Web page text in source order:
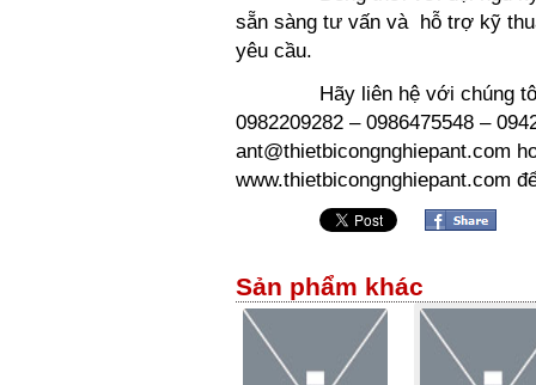
sẵn sàng tư vấn và hỗ trợ kỹ
yêu cầu.
Hãy liên hệ với chúng tôi
0982209282 – 0986475548 –
ant@thietbicongnghiepant.com
www.thietbicongnghiepant.com
Sản phẩm khác